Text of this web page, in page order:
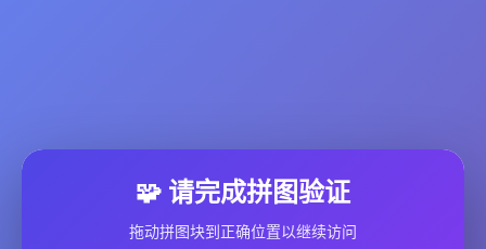
🧩 请完成拼图验证
拖动拼图块到正确位置以继续访问